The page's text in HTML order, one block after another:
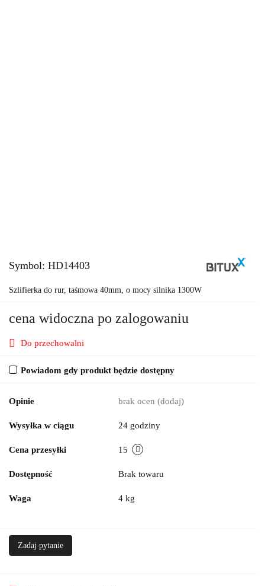
Symbol: HD14403
Szlifierka do rur, taśmowa 40mm, o mocy silnika 1300W
cena widoczna po zalogowaniu
Do przechowalni
Powiadom gdy produkt będzie dostępny
Opinie brak ocen (dodaj)
Wysyłka w ciągu 24 godziny
Cena przesyłki 15
Dostępność Brak towaru
Waga 4 kg
Zadaj pytanie